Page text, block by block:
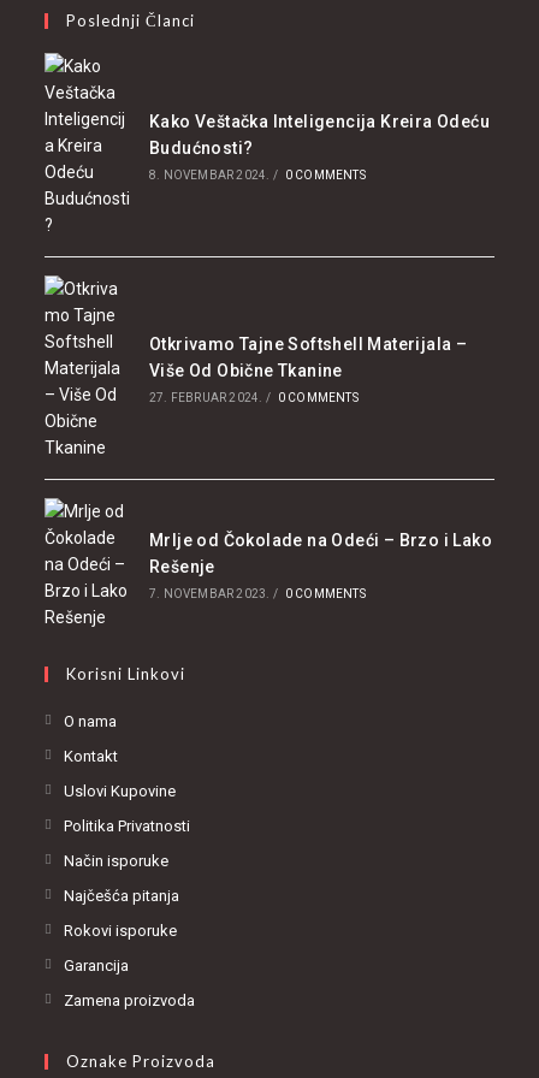
Poslednji Članci
Kako Veštačka Inteligencija Kreira Odeću
Budućnosti?
8. NOVEMBAR 2024. / 0 COMMENTS
Otkrivamo Tajne Softshell Materijala –
Više Od Obične Tkanine
27. FEBRUAR 2024. / 0 COMMENTS
Mrlje od Čokolade na Odeći – Brzo i Lako
Rešenje
7. NOVEMBAR 2023. / 0 COMMENTS
Korisni Linkovi
O nama
Kontakt
Uslovi Kupovine
Politika Privatnosti
Način isporuke
Najčešća pitanja
Rokovi isporuke
Garancija
Zamena proizvoda
Oznake Proizvoda